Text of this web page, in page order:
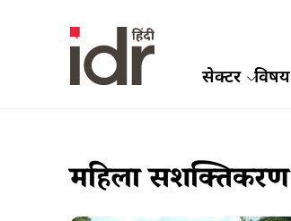
सेक्टर विषय
महिला सशक्तिकरण